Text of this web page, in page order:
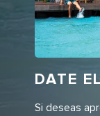
DATE
Si deseas